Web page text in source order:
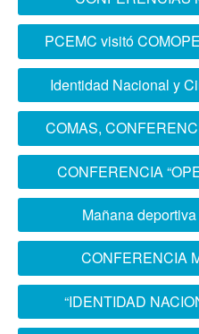
PROSPECTIVA
PCEMC visitó
Identidad Nacional y
Domingo
COMAS,
IDENTIDAD
CONFERENCIA
Mañana
CONFERENCIA
QUIÑONES
“IDENTIDAD